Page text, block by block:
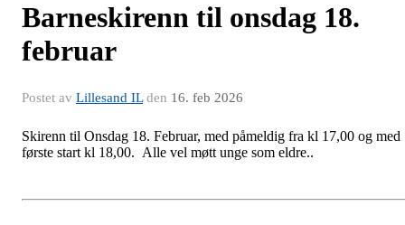
Barneskirenn til onsdag 18.
februar
Postet av Lillesand ILden 16. feb 2026
Skirenn til Onsdag 18. Februar, med påmeldig fra kl 17,00 og med
første start kl 18,00. Alle vel møtt unge som eldre..